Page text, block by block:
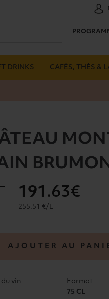
DRINKS CAFÉS, THÉS &
191 .63€
255.51 €/L
AJOUTER AU
vin Format
75 CL